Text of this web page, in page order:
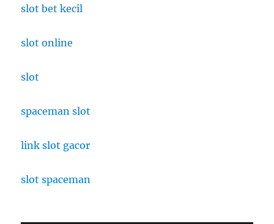
slot bet kecil
slot online
slot
spaceman slot
link slot gacor
slot spaceman